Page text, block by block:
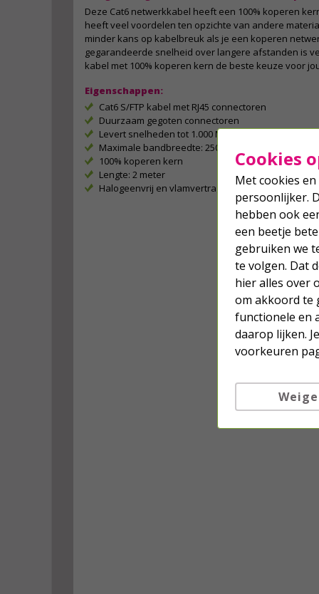
Deze Cat6 netwerkkabel heeft een 100% koperen
heeft veel voordelen ten opzichte van andere
minder kans op kabelbreuk als je een koperen
gegarandeerde snelheid over langere afstanden is
kabel met 100% koperen kern de beste keuze voor
Eigenschappen:
Cat6 S/FTP kabel met RJ45 connectoren
Duurzaam gegoten connectoren
Levert snelheden tot 1.000 Mbps
Maximale bandbreedte: 250 MHz
100% koperen kern
Lengte: 2 meter
Halogeenvrij en vlamvertragend (LSZH)
Cookies
Met cookies
persoonlijker.
hebben ook
een beetje
gebruiken we
te volgen. Dat
hier alles over
om akkoord te
functionele en
daarop lijken.
voorkeuren